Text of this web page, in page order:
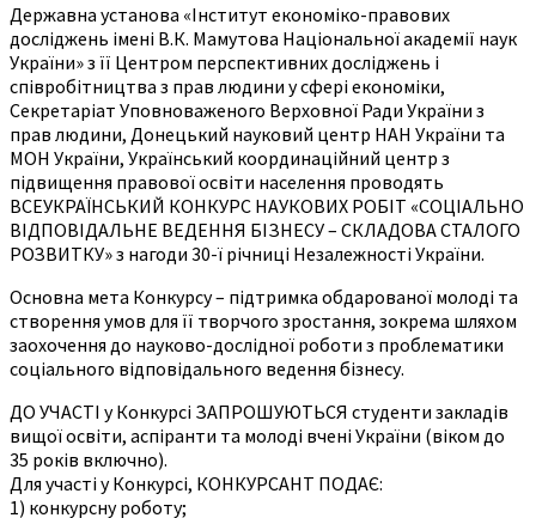
Державна установа «Інститут економіко-правових
досліджень імені В.К. Мамутова Національної академії наук
України» з її Центром перспективних досліджень і
співробітництва з прав людини у сфері економіки,
Секретаріат Уповноваженого Верховної Ради України з
прав людини, Донецький науковий центр НАН України та
МОН України, Український координаційний центр з
підвищення правової освіти населення проводять
ВСЕУКРАЇНСЬКИЙ КОНКУРС НАУКОВИХ РОБІТ «СОЦІАЛЬНО
ВІДПОВІДАЛЬНЕ ВЕДЕННЯ БІЗНЕСУ – СКЛАДОВА СТАЛОГО
РОЗВИТКУ» з нагоди 30-ї річниці Незалежності України.
Основна мета Конкурсу – підтримка обдарованої молоді та
створення умов для її творчого зростання, зокрема шляхом
заохочення до науково-дослідної роботи з проблематики
соціального відповідального ведення бізнесу.
ДО УЧАСТІ у Конкурсі ЗАПРОШУЮТЬСЯ студенти закладів
вищої освіти, аспіранти та молоді вчені України (віком до
35 років включно).
Для участі у Конкурсі, КОНКУРСАНТ ПОДАЄ:
1) конкурсну роботу;